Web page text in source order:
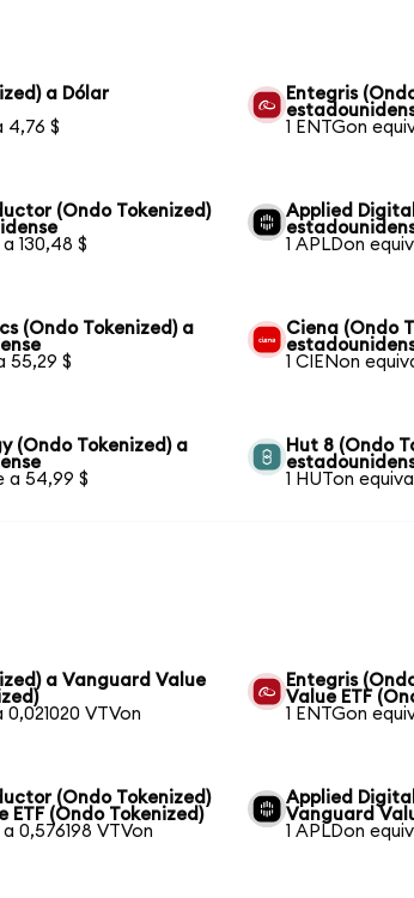
a Dólar
4,76 $
Entegris
1 ENTGon
(Ondo Tokenized)
130,48 $
Applied
1 APLDon
(Ondo Tokenized) a
55,29 $
Ciena (Ondo
1 CIENon
(Ondo Tokenized) a
a 54,99 $
Hut 8 (Ondo
1 HUTon
a Vanguard Value
0,021020 VTVon
Entegris
Value ETF
1 ENTGon
(Ondo Tokenized)
ETF (Ondo Tokenized)
0,576198 VTVon
Applied
Vanguard
1 APLDon